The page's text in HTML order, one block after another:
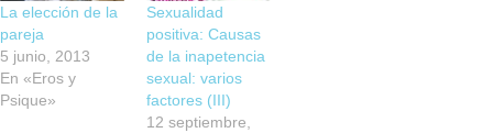
La elección de la
pareja
5 junio, 2013
En «Eros y
Psique»
Sexualidad
positiva: Causas
de la inapetencia
sexual: varios
factores (III)
12 septiembre,